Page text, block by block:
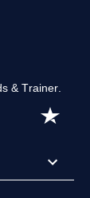
& Trainer.